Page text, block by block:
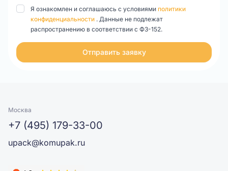
Я ознакомлен и соглашаюсь с условиями политики
конфиденциальности . Данные не подлежат
распространению в соответствии с ФЗ-152.
Отправить заявку
Москва
+7 (495) 179-33-00
upack@komupak.ru